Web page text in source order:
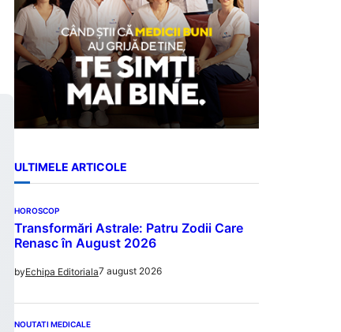
ULTIMELE ARTICOLE
HOROSCOP
Transformări Astrale: Patru Zodii Care
Renasc în August 2026
byEchipa Editoriala7 august 2026
NOUTATI MEDICALE